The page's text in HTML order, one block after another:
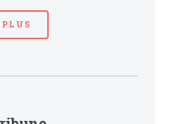
PLUS